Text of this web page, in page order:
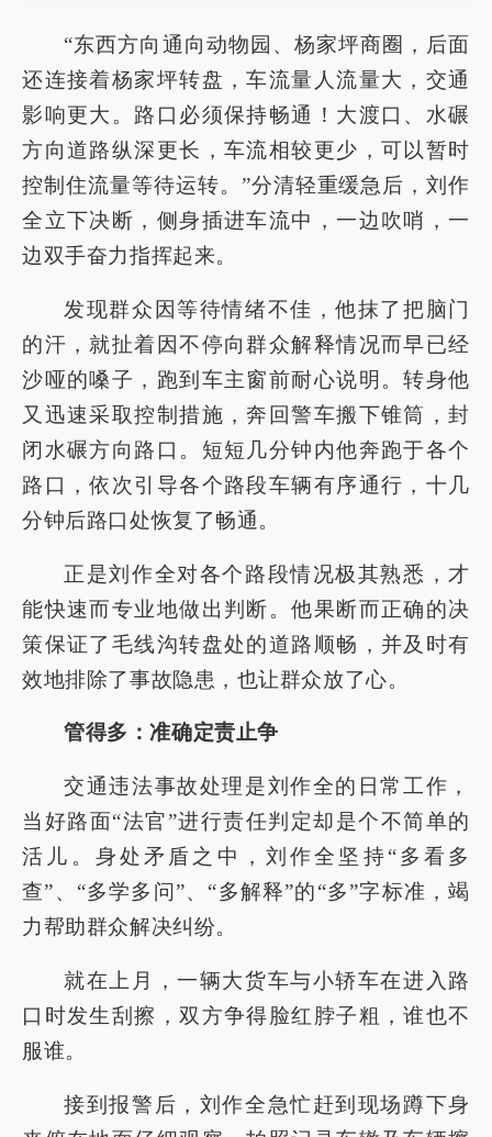
“东西方向通向动物园、杨家坪商圈，后面
还连接着杨家坪转盘，车流量人流量大，交通
影响更大。路口必须保持畅通！大渡口、水碾
方向道路纵深更长，车流相较更少，可以暂时
控制住流量等待运转。”分清轻重缓急后，刘作
全立下决断，侧身插进车流中，一边吹哨，一
边双手奋力指挥起来。
发现群众因等待情绪不佳，他抹了把脑门
的汗，就扯着因不停向群众解释情况而早已经
沙哑的嗓子，跑到车主窗前耐心说明。转身他
又迅速采取控制措施，奔回警车搬下锥筒，封
闭水碾方向路口。短短几分钟内他奔跑于各个
路口，依次引导各个路段车辆有序通行，十几
分钟后路口处恢复了畅通。
正是刘作全对各个路段情况极其熟悉，才
能快速而专业地做出判断。他果断而正确的决
策保证了毛线沟转盘处的道路顺畅，并及时有
效地排除了事故隐患，也让群众放了心。
管得多：准确定责止争
交通违法事故处理是刘作全的日常工作，
当好路面“法官”进行责任判定却是个不简单的
活儿。身处矛盾之中，刘作全坚持“多看多
查”、“多学多问”、“多解释”的“多”字标准，竭
力帮助群众解决纠纷。
就在上月，一辆大货车与小轿车在进入路
口时发生刮擦，双方争得脸红脖子粗，谁也不
服谁。
接到报警后，刘作全急忙赶到现场蹲下身